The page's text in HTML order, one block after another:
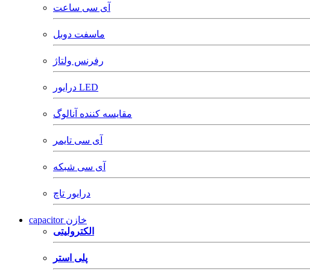
آی سی ساعت
ماسفت دوبل
رفرنس ولتاژ
درایور LED
مقایسه کننده آنالوگ
آی سی تایمر
آی سی شبکه
درایور تاچ
capacitor خازن
الکترولیتی
پلی استر